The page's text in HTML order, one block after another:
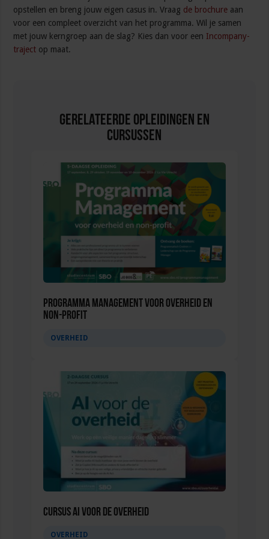
opstellen en breng jouw eigen casus in. Vraag de brochure aan
voor een compleet overzicht van het programma. Wil je samen
met jouw kerngroep aan de slag? Kies dan voor een Incompany-
traject op maat.
Gerelateerde Opleidingen en
Cursussen
Programma Management voor overheid en
non-profit
OVERHEID
Cursus AI voor de overheid
OVERHEID